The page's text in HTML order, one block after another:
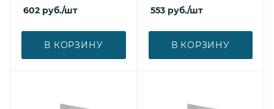
602 руб./шт
В КОРЗИНУ
553руб./шт
В КОРЗИНУ